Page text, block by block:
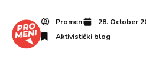
Promeni
28. October
Aktivistički blog